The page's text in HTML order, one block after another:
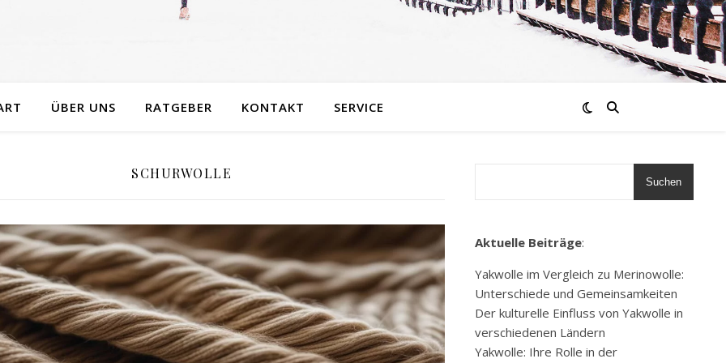
ÜBER UNS RATGEBER KONTAKT SERVICE
SCHURWOLLE
Suchen
Aktuelle Beiträge:
Yakwolle im Vergleich zu Merinowolle:
Unterschiede und Gemeinsamkeiten
Der kulturelle Einfluss von Yakwolle in
verschiedenen Ländern
Yakwolle: Ihre Rolle in der